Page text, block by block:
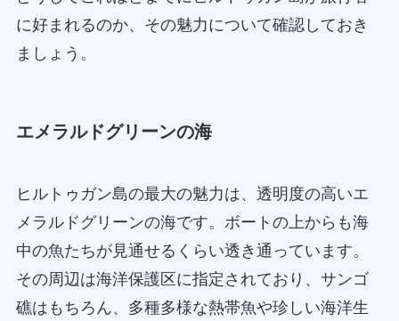
に好まれるのか、その魅力について確認しておき
ましょう。
エメラルドグリーンの海
ヒルトゥガン島の最大の魅力は、透明度の高いエ
メラルドグリーンの海です。ボートの上からも海
中の魚たちが見通せるくらい透き通っています。
その周辺は海洋保護区に指定されており、サンゴ
礁はもちろん、多種多様な熱帯魚や珍しい海洋生